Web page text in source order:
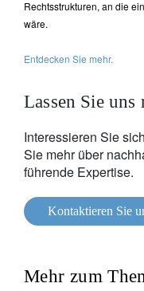
Rechtsstrukturen, an die
wäre.
Entdecken Sie mehr.
Lassen Sie uns
Interessieren Sie
Sie mehr über
führende Expertise.
Kontaktieren Sie
Mehr zum